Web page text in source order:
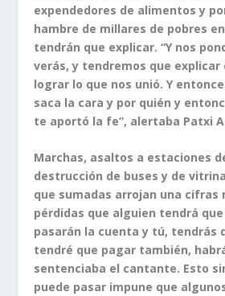
expendedores de alimentos y
hambre de millares de pobres
tendrán que explicar. “Y nos
verás, y tendremos que explicar
lograr lo que nos unió. Y
saca la cara y por quién y
te aportó la fe”, alertaba Patxi
Marchas, asaltos a estaciones
destrucción de buses y de
que sumadas arrojan una cifras
pérdidas que alguien tendrá que
pasarán la cuenta y tú, tendrás
tendré que pagar también,
sentenciaba el cantante. Esto
puede pasar impune que